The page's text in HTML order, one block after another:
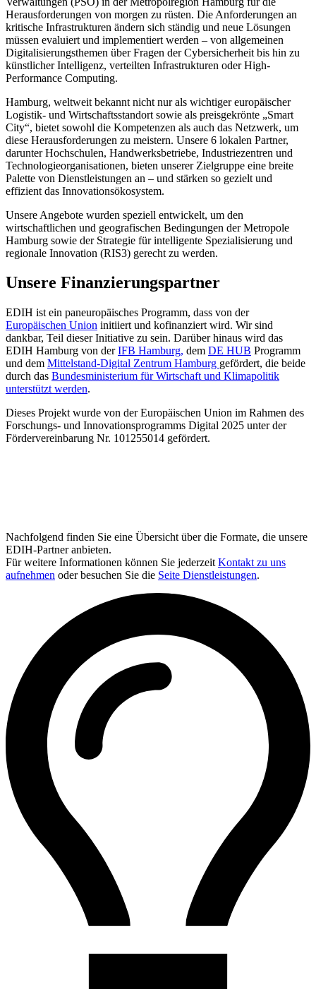
Herausforderungen von morgen zu rüsten. Die Anforderungen an
kritische Infrastrukturen ändern sich ständig und neue Lösungen
müssen evaluiert und implementiert werden – von allgemeinen
Digitalisierungsthemen über Fragen der Cybersicherheit bis hin zu
künstlicher Intelligenz, verteilten Infrastrukturen oder High-
Performance Computing.
Hamburg, weltweit bekannt nicht nur als wichtiger europäischer
Logistik- und Wirtschaftsstandort sowie als preisgekrönte „Smart
City“, bietet sowohl die Kompetenzen als auch das Netzwerk, um
diese Herausforderungen zu meistern. Unsere 6 lokalen Partner,
darunter Hochschulen, Handwerksbetriebe, Industriezentren und
Technologieorganisationen, bieten unserer Zielgruppe eine breite
Palette von Dienstleistungen an – und stärken so gezielt und
effizient das Innovationsökosystem.
Unsere Angebote wurden speziell entwickelt, um den
wirtschaftlichen und geografischen Bedingungen der Metropole
Hamburg sowie der Strategie für intelligente Spezialisierung und
regionale Innovation (RIS3) gerecht zu werden.
Unsere Finanzierungspartner
EDIH ist ein paneuropäisches Programm, dass von der
Europäischen Union initiiert und kofinanziert wird. Wir sind
dankbar, Teil dieser Initiative zu sein. Darüber hinaus wird das
EDIH Hamburg von derIFB Hamburg, dem DE HUB Programm
und dem Mittelstand-Digital Zentrum Hamburg gefördert, die beide
durch das Bundesministerium für Wirtschaft und Klimapolitik
unterstützt werden.
Dieses Projekt wurde von der Europäischen Union im Rahmen des
Forschungs- und Innovationsprogramms Digital 2025 unter der
Fördervereinbarung Nr. 101255014 gefördert.
Nachfolgend finden Sie eine Übersicht über die Formate, die unsere
EDIH-Partner anbieten.
Für weitere Informationen können Sie jederzeit Kontakt zu uns
aufnehmen oder besuchen Sie die Seite Dienstleistungen.